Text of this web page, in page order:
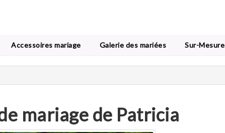
Accessoires mariage Galerie des mariées Sur-Mesure
mariage de Patricia